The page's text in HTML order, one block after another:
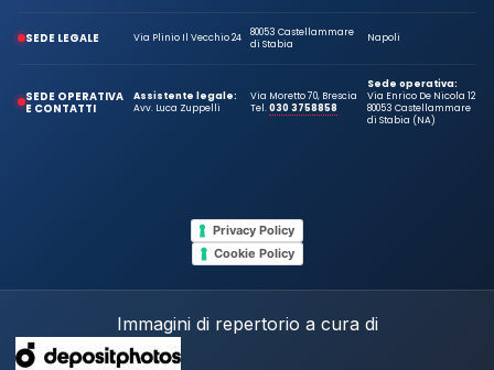
SEDE LEGALE Via Plinio Il Vecchio 24
80053 Castellammare
di Stabia
Napoli
SEDE OPERATIVA
E CONTATTI
Assistente legale:
Avv. Luca Zuppelli
Via Moretto 70, Brescia
Tel.030 3758858
Sede operativa:
Via Enrico De Nicola 12
80053 Castellammare
di Stabia (NA)
Privacy Policy
Cookie Policy
Immagini di repertorio a cura di